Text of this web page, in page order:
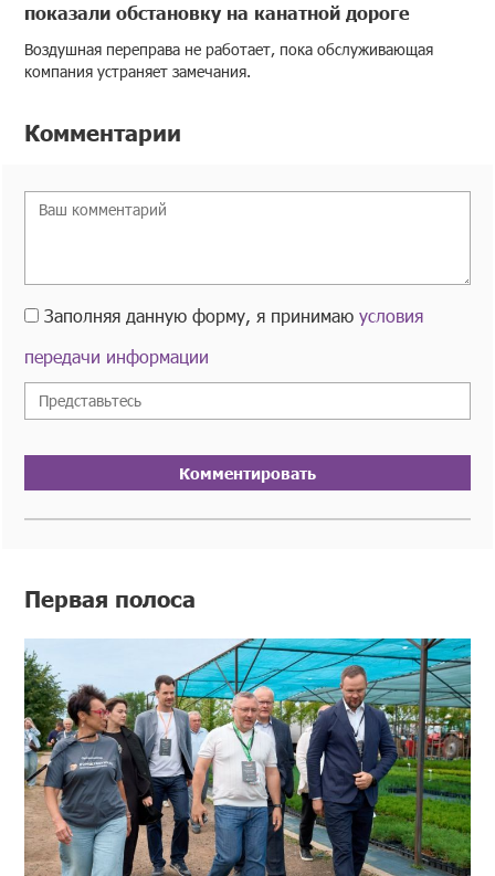
показали обстановку на канатной дороге
Воздушная переправа не работает, пока обслуживающая
компания устраняет замечания.
Комментарии
Заполняя данную форму, я принимаюусловия
передачи информации
Комментировать
Первая полоса